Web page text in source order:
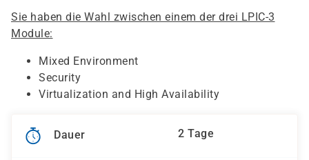
Sie haben die Wahl zwischen einem der drei LPIC-3
Module:
Mixed Environment
Security
Virtualization and High Availability
Dauer 2 Tage